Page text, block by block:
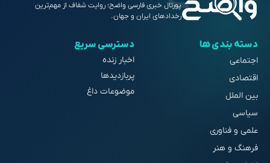
پورتال خبری فارسی واضح؛ روایت شفاف از مهم‌ترین
رخدادهای ایران و جهان.
دسته بندی ها
اجتماعی
اقتصادی
بین الملل
سیاسی
علمی و فناوری
فرهنگ و هنر
دسترسی سریع
اخبار زنده
پربازدیدها
موضوعات داغ